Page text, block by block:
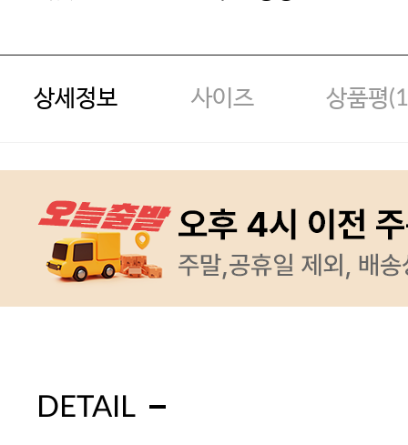
상세정보 사이즈 상품평(1
DETAIL